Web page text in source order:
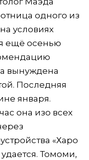
одного из
на условиях
ещё осенью
вынуждена
Последняя
января.
она изо всех
«Харо
Томоми,